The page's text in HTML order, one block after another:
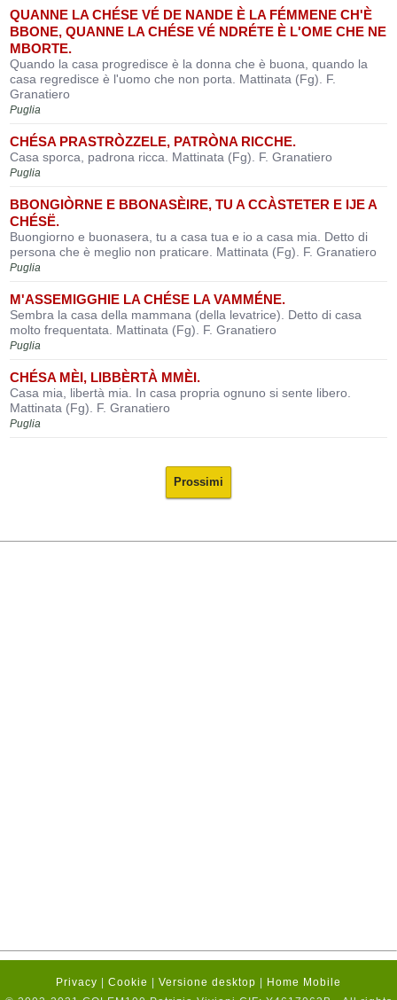
QUANNE LA CHÉSE VÉ DE NANDE È LA FÉMMENE CH'È
BBONE, QUANNE LA CHÉSE VÉ NDRÉTE È L'OME CHE NE
MBORTE.
Quando la casa progredisce è la donna che è buona, quando la
casa regredisce è l'uomo che non porta. Mattinata (Fg). F.
Granatiero
Puglia
CHÉSA PRASTRÒZZELE, PATRÒNA RICCHE.
Casa sporca, padrona ricca. Mattinata (Fg). F. Granatiero
Puglia
BBONGIÒRNE E BBONASÈIRE, TU A CCÀSTETER E IJE A
CHÉSË.
Buongiorno e buonasera, tu a casa tua e io a casa mia. Detto di
persona che è meglio non praticare. Mattinata (Fg). F. Granatiero
Puglia
M'ASSEMIGGHIE LA CHÉSE LA VAMMÉNE.
Sembra la casa della mammana (della levatrice). Detto di casa
molto frequentata. Mattinata (Fg). F. Granatiero
Puglia
CHÉSA MÈI, LIBBÈRTÀ MMÈI.
Casa mia, libertà mia. In casa propria ognuno si sente libero.
Mattinata (Fg). F. Granatiero
Puglia
Prossimi
Privacy Cookie Versione desktop
Home Mobile